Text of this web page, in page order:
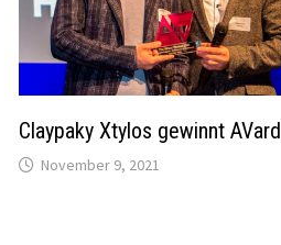
Claypaky Xtylos gewinnt AVard
November 9, 2021